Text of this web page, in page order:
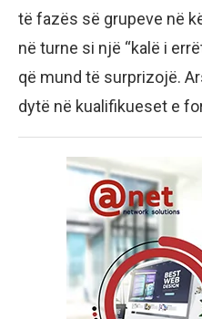
të fazës së grupeve në
në turne si një “kalë i
që mund të surprizojë.
dytë në kualifikueset e